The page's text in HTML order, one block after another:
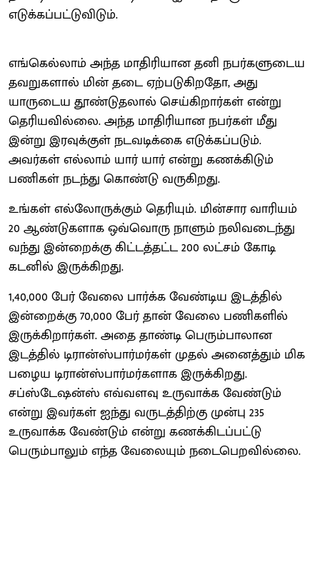
எடுக்கப்பட்டுவிடும்.
எங்கெல்லாம் அந்த மாதிரியான தனி நபர்களுடைய
தவறுகளால் மின் தடை ஏற்படுகிறதோ, அது
யாருடைய தூண்டுதலால் செய்கிறார்கள் என்று
தெரியவில்லை. அந்த மாதிரியான நபர்கள் மீது
இன்று இரவுக்குள் நடவடிக்கை எடுக்கப்படும்.
அவர்கள் எல்லாம் யார் யார் என்று கணக்கிடும்
பணிகள் நடந்து கொண்டு வருகிறது.
உங்கள் எல்லோருக்கும் தெரியும். மின்சார வாரியம்
20 ஆண்டுகளாக ஒவ்வொரு நாளும் நலிவடைந்து
வந்து இன்றைக்கு கிட்டத்தட்ட 200 லட்சம் கோடி
கடனில் இருக்கிறது.
1,40,000 பேர் வேலை பார்க்க வேண்டிய இடத்தில்
இன்றைக்கு 70,000 பேர் தான் வேலை பணிகளில்
இருக்கிறார்கள். அதை தாண்டி பெரும்பாலான
இடத்தில் டிரான்ஸ்பார்மர்கள் முதல் அனைத்தும் மிக
பழைய டிரான்ஸ்பார்மர்களாக இருக்கிறது.
சப்ஸ்டேஷன்ஸ் எவ்வளவு உருவாக்க வேண்டும்
என்று இவர்கள் ஐந்து வருடத்திற்கு முன்பு 235
உருவாக்க வேண்டும் என்று கணக்கிடப்பட்டு
பெரும்பாலும் எந்த வேலையும் நடைபெறவில்லை.